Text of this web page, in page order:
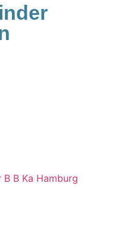
B Ka Hamburg